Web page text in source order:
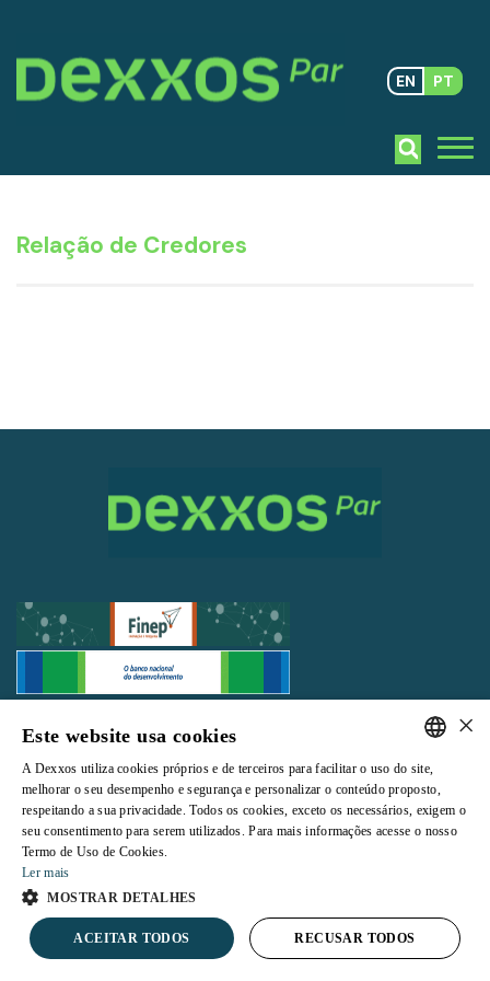
EN PT
Relação de Credores
Todos os direitos reservados | Termos e Condições de Uso
Política de
Privacidade
PORTUGUESE
ENGLISH
×
Este website usa cookies
A Dexxos utiliza cookies próprios e de terceiros para facilitar o uso do site,
melhorar o seu desempenho e segurança e personalizar o conteúdo proposto,
respeitando a sua privacidade. Todos os cookies, exceto os necessários, exigem o
seu consentimento para serem utilizados. Para mais informações acesse o nosso
Termo de Uso de Cookies.
Ler mais
MOSTRAR DETALHES
ACEITAR TODOS RECUSAR TODOS